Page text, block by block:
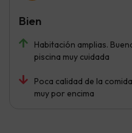
Habitación amplias.
piscina muy cuidada
Poca calidad de la
muy por encima
Bien